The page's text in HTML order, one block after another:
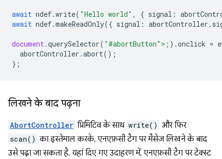
await ndef.write( "Hello world" , { signal :
await ndef.makeReadOnly({ signal : abortController .
document.querySelector( "#abortButton">; ).onclick =
abortController .abort();
};
लिखने के बाद पढ़ना
AbortController प्रिमिटिव के साथ write() और फिर
scan() का इस्तेमाल करके, एनएफ़सी टैग पर मैसेज लिखने के बाद
उसे पढ़ा जा सकता है. यहां दिए गए उदाहरण में, एनएफ़सी टैग पर टेक्स्ट